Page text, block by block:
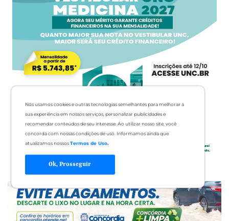
Nós usamos cookies e outras tecnologias semelhantes para melhorar a
sua experiência em nossos serviços, personalizar publicidades e
recomendar conteúdos de seu interesse. Ao utilizar nosso site, você
concorda com nossas condições de uso. Informamos ainda que
atualizamos nossosTermos de Uso.
Ok, Prosseguir